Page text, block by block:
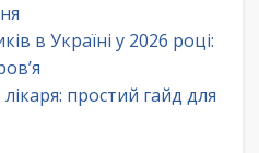
в Україні у 2026 році:
простий гайд для